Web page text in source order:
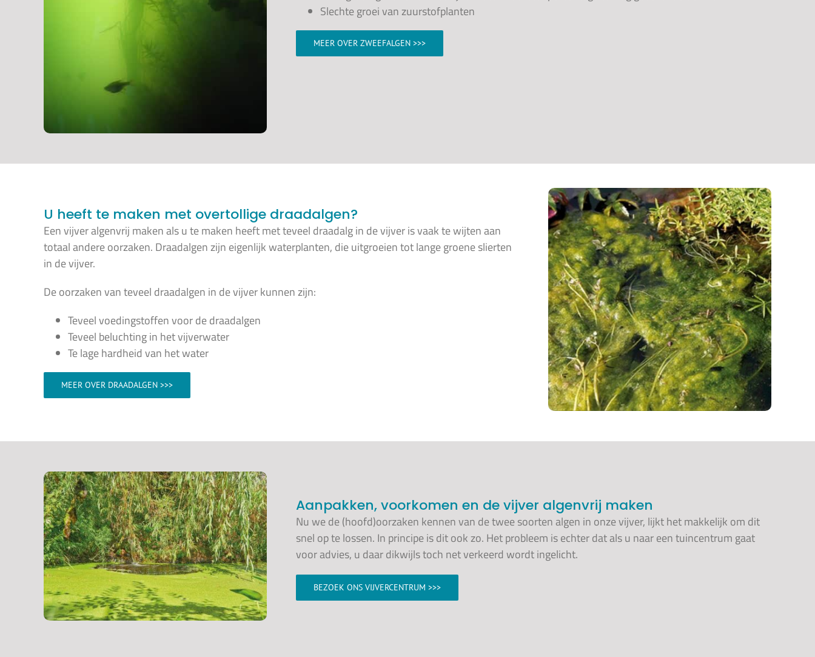
Slechte groei van zuurstofplanten
MEER OVER ZWEEFALGEN >>>
U heeft te maken met overtollige draadalgen?
Een vijver algenvrij maken als u te maken heeft met teveel draadalg in de vijver is vaak te wijten aan
totaal andere oorzaken. Draadalgen zijn eigenlijk waterplanten, die uitgroeien tot lange groene slierten
in de vijver.
De oorzaken van teveel draadalgen in de vijver kunnen zijn:
Teveel voedingstoffen voor de draadalgen
Teveel beluchting in het vijverwater
Te lage hardheid van het water
MEER OVER DRAADALGEN >>>
Aanpakken, voorkomen en de vijver algenvrij maken
Nu we de (hoofd)oorzaken kennen van de twee soorten algen in onze vijver, lijkt het makkelijk om dit
snel op te lossen. In principe is dit ook zo. Het probleem is echter dat als u naar een tuincentrum gaat
voor advies, u daar dikwijls toch net verkeerd wordt ingelicht.
BEZOEK ONS VIJVERCENTRUM >>>